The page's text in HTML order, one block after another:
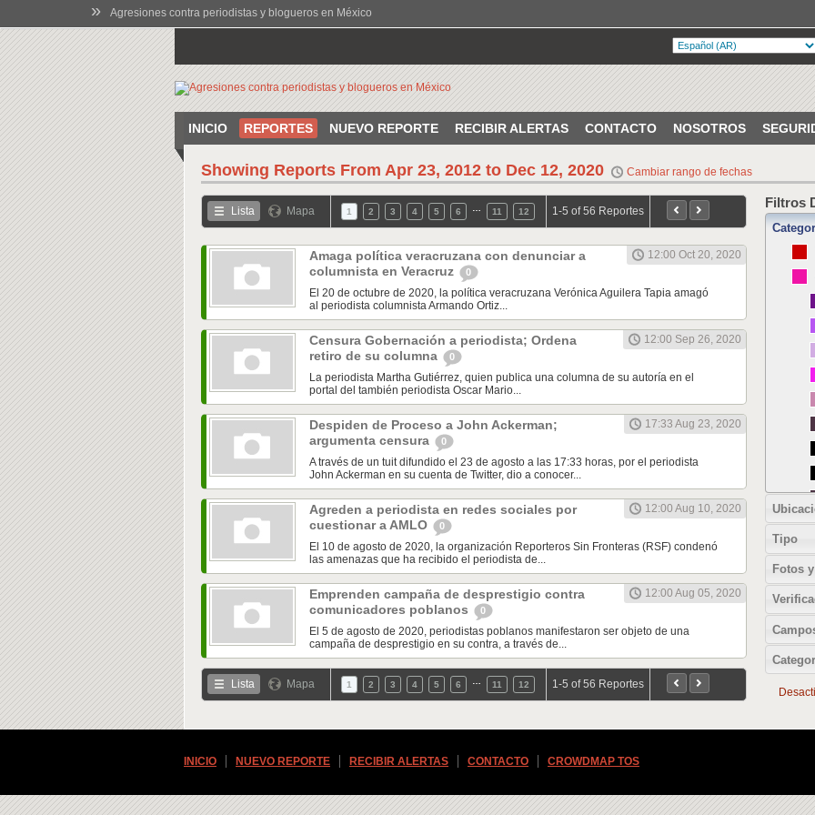
» Agresiones contra periodistas y blogueros en México
INICIO REPORTES NUEVO REPORTE RECIBIR ALERTAS CONTACTO NOSOTROS
Showing Reports From Apr 23, 2012 to Dec 12, 2020 Cambiar rango de fechas
Lista Mapa 1 2 3 4 5 6 11 12 1-5 of 56 Reportes
Amaga política veracruzana con denunciar a
columnista en Veracruz
0
12:00 Oct 20, 2020
El 20 de octubre de 2020, la política veracruzana Verónica Aguilera Tapia amagó
al periodista columnista Armando Ortiz...
Censura Gobernación a periodista; Ordena
retiro de su columna
0
12:00 Sep 26, 2020
La periodista Martha Gutiérrez, quien publica una columna de su autoría en el
portal del también periodista Oscar Mario...
Despiden de Proceso a John Ackerman;
argumenta censura
0
17:33 Aug 23, 2020
A través de un tuit difundido el 23 de agosto a las 17:33 horas, por el periodista
John Ackerman en su cuenta de Twitter, dio a conocer...
Agreden a periodista en redes sociales por
cuestionar a AMLO
0
12:00 Aug 10, 2020
El 10 de agosto de 2020, la organización Reporteros Sin Fronteras (RSF) condenó
las amenazas que ha recibido el periodista de...
Emprenden campaña de desprestigio contra
comunicadores poblanos
0
12:00 Aug 05, 2020
El 5 de agosto de 2020, periodistas poblanos manifestaron ser objeto de una
campaña de desprestigio en su contra, a través de...
Lista Mapa 1 2 3 4 5 6 11 12 1-5 of 56 Reportes
Filtros
Tipo
Fotos
INICIO NUEVO REPORTE RECIBIR ALERTAS CONTACTO CROWDMAP TOS